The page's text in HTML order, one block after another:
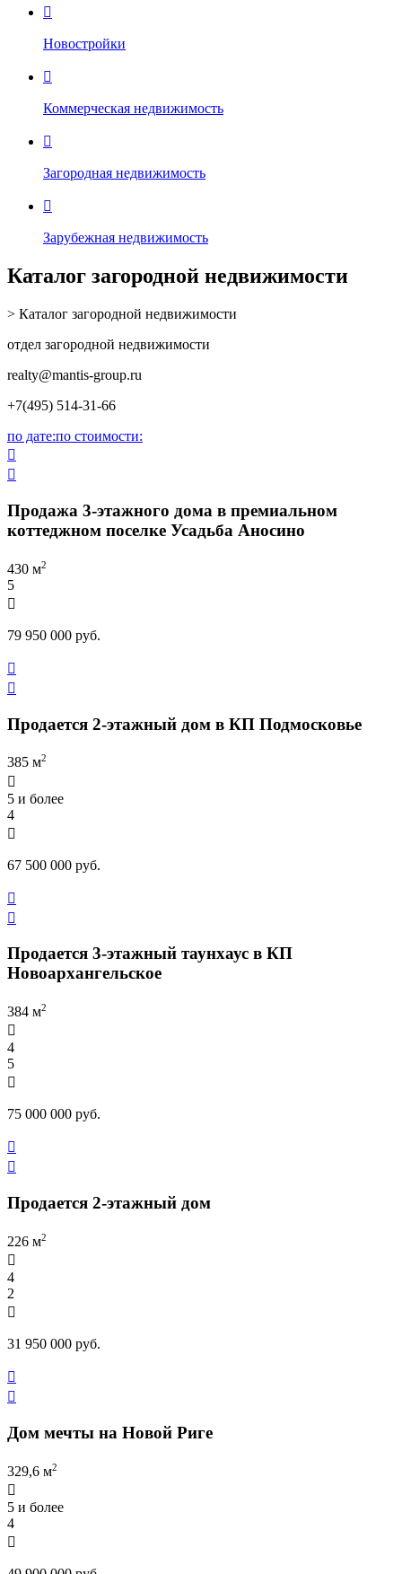

Новостройки

Коммерческая недвижимость

Загородная недвижимость

Зарубежная недвижимость
Каталог загородной недвижимости
> Каталог загородной недвижимости
отдел загородной недвижимости
realty@mantis-group.ru
+7(495) 514-31-66
по дате:по стоимости:


Продажа 3-этажного дома в премиальном
коттеджном поселке Усадьба Аносино
430 м2
5

79 950 000 руб.


Продается 2-этажный дом в КП Подмосковье
385 м2

5 и более
4

67 500 000 руб.


Продается 3-этажный таунхаус в КП
Новоархангельское
384 м2

4
5

75 000 000 руб.


Продается 2-этажный дом
226 м2

4
2

31 950 000 руб.


Дом мечты на Новой Риге
329,6 м2

5 и более
4
